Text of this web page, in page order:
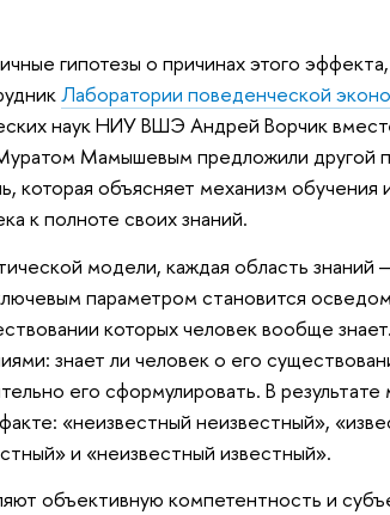
гипотезы о причинах этого
Лаборатории поведенческой
наук НИУ ВШЭ Андрей Ворчик
Мамышевым предложили другой
которая объясняет механизм обучения
к полноте своих знаний.
модели, каждая область знаний
параметром становится
которых человек вообще
знает ли человек о его
его сформулировать. В
«неизвестный неизвестный»,
и «неизвестный известный».
объективную компетентность и